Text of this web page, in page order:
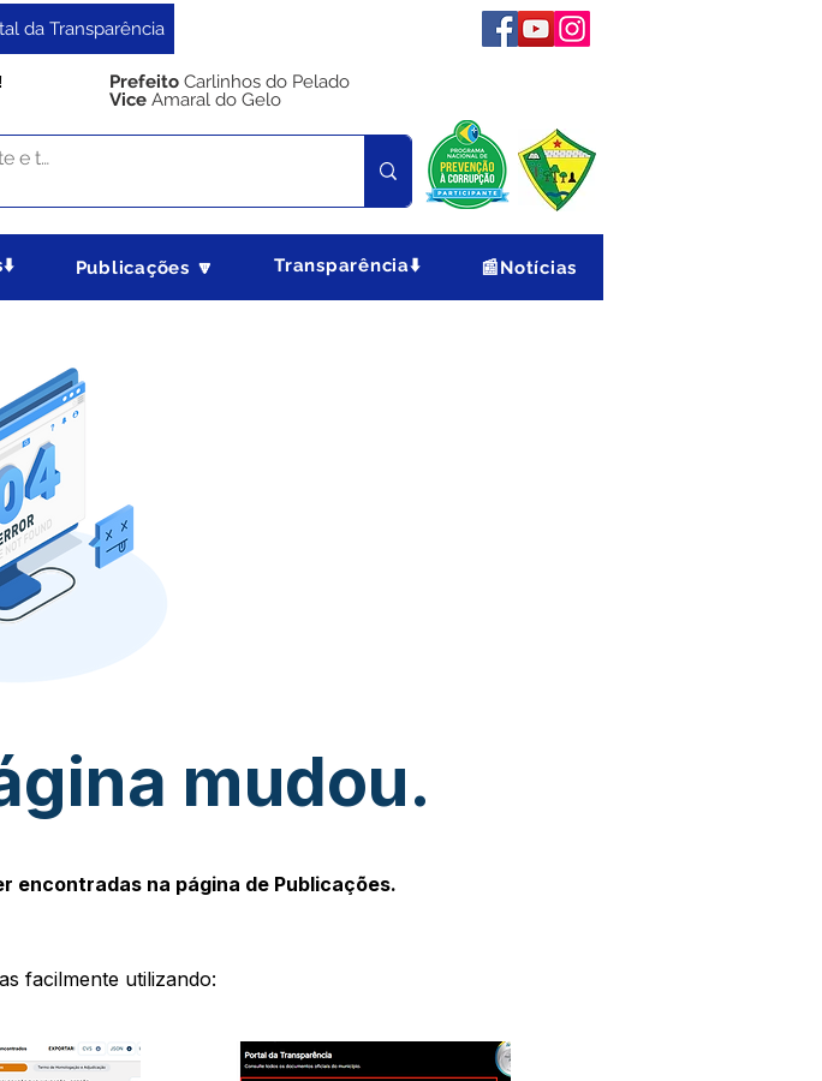
da Transparência
Prefeito Carlinhos do Pelado
Vice Amaral do Gelo
Publicações 🔽 Transparência⬇️ 📰Notícias
mudou.
encontradas na página de Publicações.
facilmente utilizando: